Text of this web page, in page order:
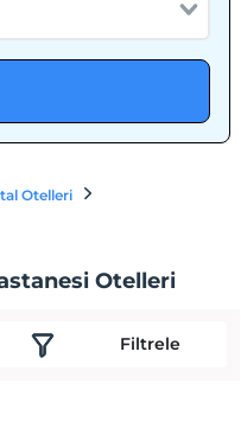
Otelleri
Otelleri
Filtrele